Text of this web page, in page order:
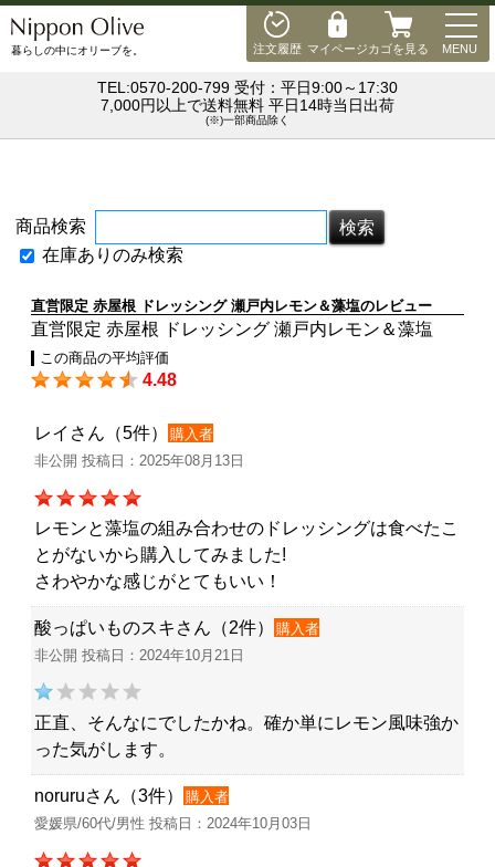
注文履歴 マイページカゴを見る MENU
暮らしの中にオリーブを。
TEL:0570-200-799 受付：平日9:00～17:30
7,000円以上で送料無料 平日14時当日出荷
(※)一部商品除く
商品検索
在庫ありのみ検索
直営限定 赤屋根 ドレッシング 瀬戸内レモン＆藻塩のレビュー
直営限定 赤屋根 ドレッシング 瀬戸内レモン＆藻塩
この商品の平均評価
4.48
レイさん（5件）
購入者
非公開 投稿日：2025年08月13日
レモンと藻塩の組み合わせのドレッシングは食べたこ
とがないから購入してみました!
さわやかな感じがとてもいい！
酸っぱいものスキさん（2件）
購入者
非公開 投稿日：2024年10月21日
正直、そんなにでしたかね。確か単にレモン風味強か
った気がします。
noruruさん（3件）
購入者
愛媛県/60代/男性 投稿日：2024年10月03日